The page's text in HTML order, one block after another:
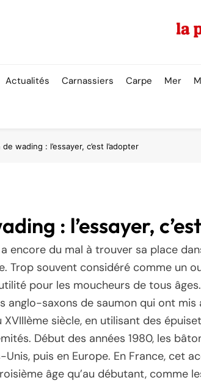
Actualités Carnassiers Carpe Mer
de wading : l’essayer, c’est l’adopter
: l’essayer,
encore du mal à trouver sa place
Trop souvent considéré comme un
pour les moucheurs de tous âges.
anglo-saxons de saumon qui ont
siècle, en utilisant des
Début des années 1980, les
puis en Europe. En France, cet
âge qu’au débutant, comme